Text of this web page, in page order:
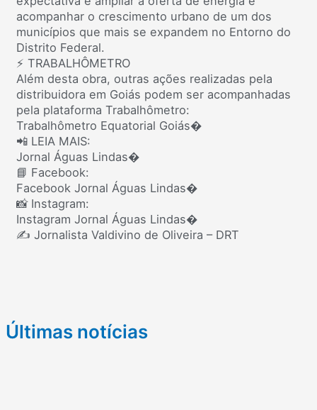
acompanhar o crescimento urbano de um dos
municípios que mais se expandem no Entorno do
Distrito Federal.
⚡ TRABALHÔMETRO
Além desta obra, outras ações realizadas pela
distribuidora em Goiás podem ser acompanhadas
pela plataforma Trabalhômetro:
Trabalhômetro Equatorial Goiás⁠�
📲 LEIA MAIS:
Jornal Águas Lindas⁠�
📘 Facebook:
Facebook Jornal Águas Lindas⁠�
📸 Instagram:
Instagram Jornal Águas Lindas⁠�
✍️ Jornalista Valdivino de Oliveira – DRT
Últimas notícias